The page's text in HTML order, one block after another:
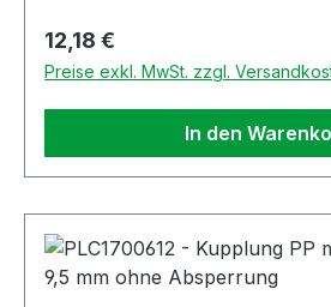
Regulärer Preis:
12,18 €
Preise exkl. MwSt. zzgl.
In den